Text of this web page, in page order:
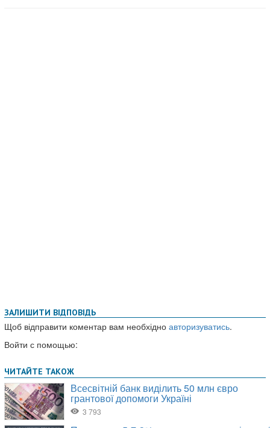
ЗАЛИШИТИ ВІДПОВІДЬ
Щоб відправити коментар вам необхідно авторизуватись.
Войти с помощью: